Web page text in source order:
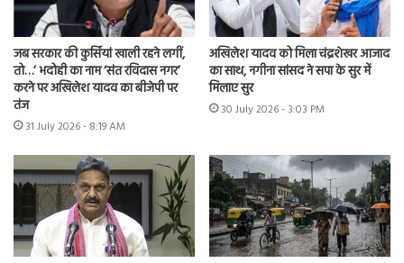
जब सरकार की कुर्सियां खाली रहने लगीं,
तो…’ भदोही का नाम ‘संत रविदास नगर’
करने पर अखिलेश यादव का बीजेपी पर
तंज
31 July 2026 - 8:19 AM
अखिलेश यादव को मिला चंद्रशेखर आजाद
का साथ, नगीना सांसद ने सपा के सुर में
मिलाए सुर
30 July 2026 - 3:03 PM